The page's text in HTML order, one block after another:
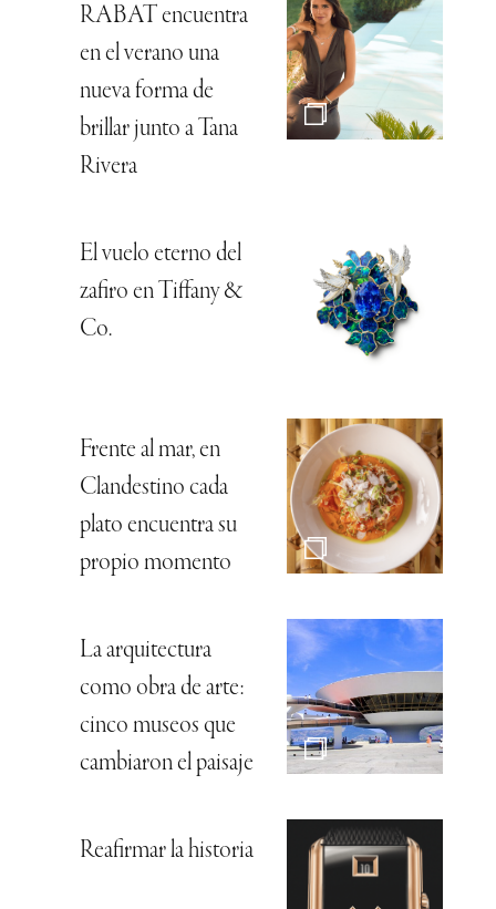
RABAT encuentra
en el verano una
nueva forma de
brillar junto a Tana
Rivera
El vuelo eterno del
zafiro en Tiffany &
Co.
Frente al mar, en
Clandestino cada
plato encuentra su
propio momento
La arquitectura
como obra de arte:
cinco museos que
cambiaron el paisaje
Reafirmar la historia